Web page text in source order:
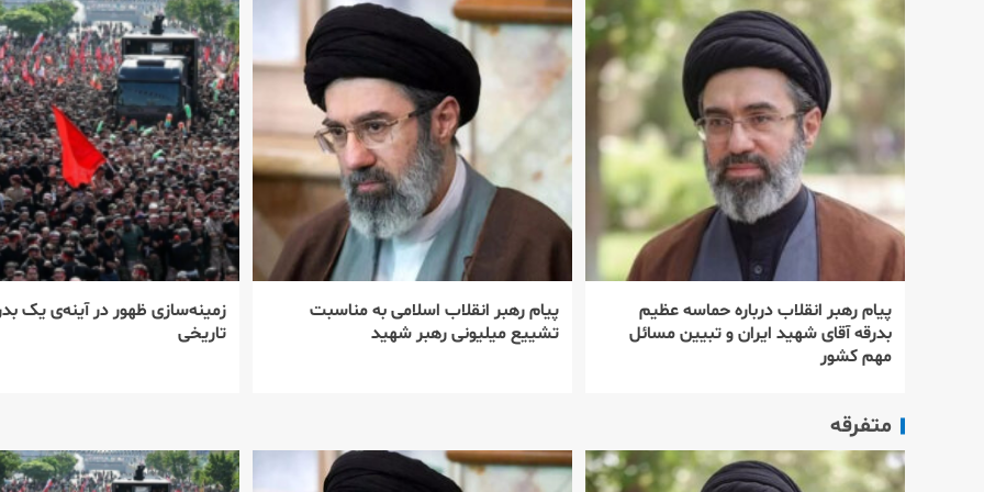
پیام رهبر انقلاب درباره حماسه عظیم
بدرقه آقای شهید ایران و تبیین مسائل
مهم کشور
پیام رهبر انقلاب اسلامی به مناسبت
تشییع میلیونی رهبر شهید
زمینه‌سازی ظهور در آینه‌ی یک
تاریخی
متفرقه